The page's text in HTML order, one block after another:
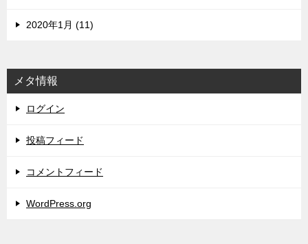
2020年1月 (11)
メタ情報
ログイン
投稿フィード
コメントフィード
WordPress.org